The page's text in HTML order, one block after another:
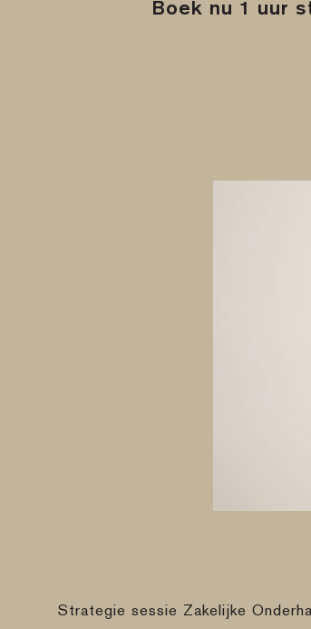
Boek nu 1 uur
Strategie sessie Zakelijke